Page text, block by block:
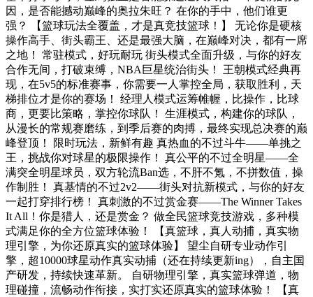
因，是否能撼动巅峰的奥拉朱旺？ 在你的手中，他们谁更
强？ 【篮球玩法全覆盖，才是真竞技篮球！】 无论你是硬核
操作高手、街头霸王、还是最强大脑，在巅峰对决，都有一席
之地！ 常驻模式，好玩耐玩 街头模式全面升级，与你的好友
合作无间，打破束缚，NBA巨星统治街头！ 王朝模式经典再
现，在5v5的标准赛事，你需要一人掌控全局，获取胜利，天
梯排位才是你的赛场！ 经理人模式运筹帷幄，比操作，比球
商，更要比策略，掌控你球队！ 生涯模式，构建你的球队，
从漫长的常规赛磨练，到季后赛的肉搏，最终实现总决赛的巅
峰登顶！ 限时玩法，新鲜有趣 真热血的不过斗牛——单挑之
王，挑战你对球星的极限操作！ 真公平的不过全明星——全
满突全明星球员，双方轮流Ban选，不肝不氪，不拼数值，操
作制胜！ 真基情的不过2v2——街头对抗新模式，与你的好友
一起打穿排行榜！ 真刺激的不过赏金赛——The Winner Takes
It All！你是猎人，还是赏金？ 做全民篮球竞技游戏，多种模
式满足你的全方位篮球体验！ 【真篮球，真人动捕，真实物
理引擎，为你还原真实的篮球体验】 望尘自研专业动作引
擎，超10000球星动作真实动捕（还在持续更新ing），自主国
产研发，持续快速革新。 自研物理引擎，真实篮球弹道，物
理碰撞，流畅动作衔接，实打实还原真实的篮球体验！ 【真